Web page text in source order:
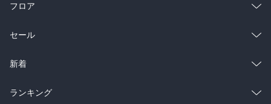
フロア
総合
ラノベ
雑誌・グラビア
セール
総合
ラノベ
新着
総合
ランキング